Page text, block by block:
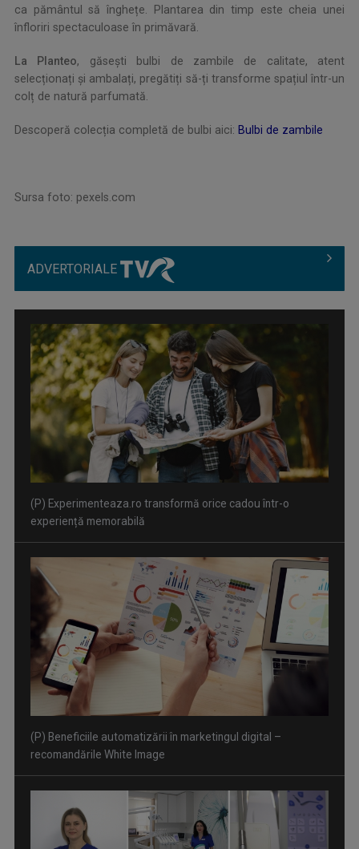
ca pământul să înghețe. Plantarea din timp este cheia unei
înfloriri spectaculoase în primăvară.
La Planteo, găsești bulbi de zambile de calitate, atent
selecționați și ambalați, pregătiți să-ți transforme spațiul într-un
colț de natură parfumată.
Descoperă colecția completă de bulbi aici: Bulbi de zambile
Sursa foto: pexels.com
ADVERTORIALE
(P) Experimenteaza.ro transformă orice cadou într-o
experiență memorabilă
(P) Beneficiile automatizării în marketingul digital –
recomandările White Image